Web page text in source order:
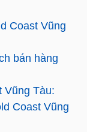
Coast Vũng
bán hàng
Vũng Tàu:
Coast Vũng